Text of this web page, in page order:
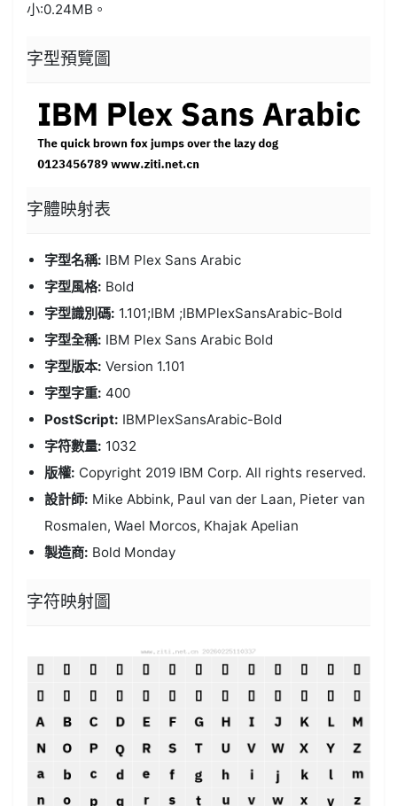
小:0.24MB。
字型預覽圖
字體映射表
字型名稱: IBM Plex Sans Arabic
字型風格: Bold
字型識別碼: 1.101;IBM ;IBMPlexSansArabic-Bold
字型全稱: IBM Plex Sans Arabic Bold
字型版本: Version 1.101
字型字重: 400
PostScript: IBMPlexSansArabic-Bold
字符數量: 1032
版權: Copyright 2019 IBM Corp. All rights reserved.
設計師: Mike Abbink, Paul van der Laan, Pieter van
Rosmalen, Wael Morcos, Khajak Apelian
製造商: Bold Monday
字符映射圖